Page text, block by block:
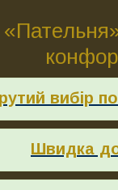
вибір
Швидка